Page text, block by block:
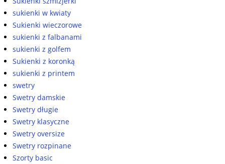
sukienki w kwiaty
Sukienki wieczorowe
sukienki z falbanami
sukienki z golfem
Sukienki z koronką
sukienki z printem
swetry
Swetry damskie
Swetry długie
Swetry klasyczne
Swetry oversize
Swetry rozpinane
Szorty basic